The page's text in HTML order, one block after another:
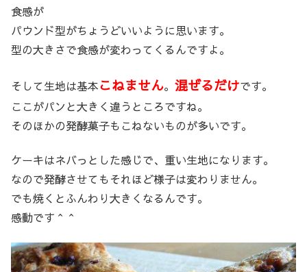
食感が
パウンド型がちょうどいいように思います。
型の大きさで食感が変わってくるんですよ。
そして生地は基本こねません。 混ぜるだけです。
ここがパンと大きく違うところですね。
そのほかの発酵菓子もこねないものが多いです。
ケーキはネバっとした感じで、重い生地になります。
なので発酵させてもそれほど様子は変わりません。
でも焼くとふんわり大きくなるんです。
感動です＾＾